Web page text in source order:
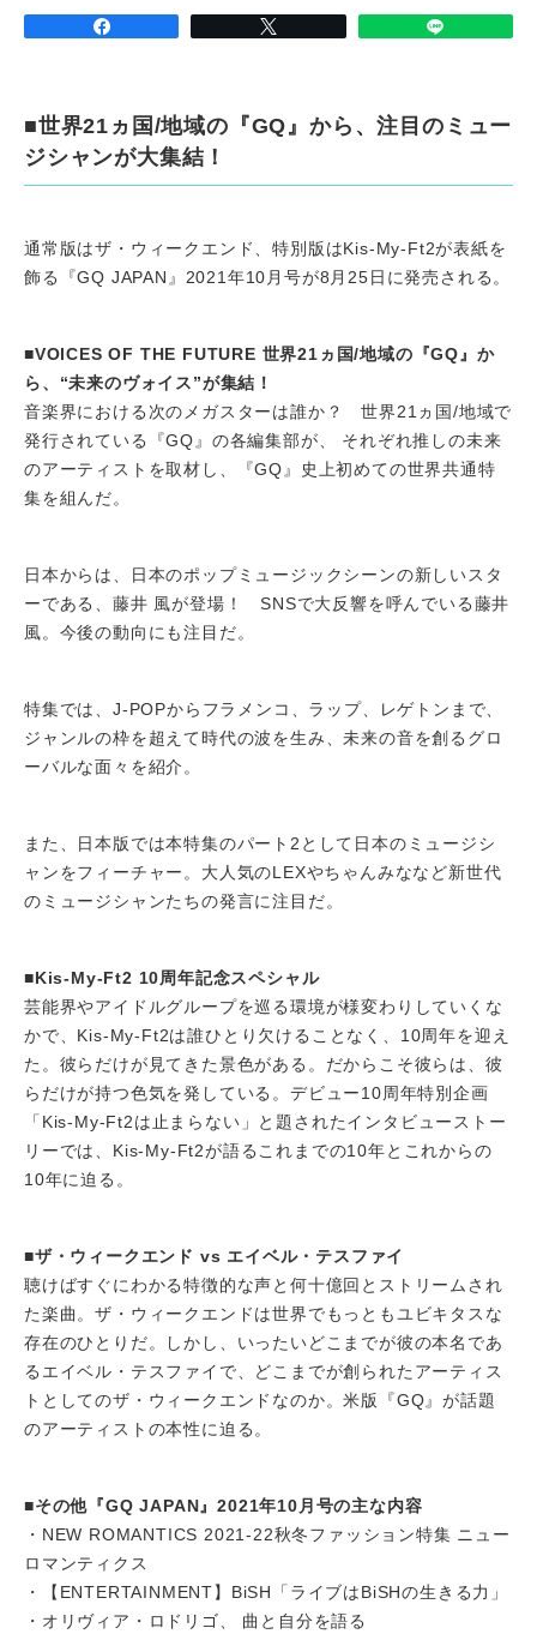
■世界21ヵ国/地域の『GQ』から、注目のミュー
ジシャンが大集結！
通常版はザ・ウィークエンド、特別版はKis-My-Ft2が表紙を
飾る『GQ JAPAN』2021年10月号が8月25日に発売される。
■VOICES OF THE FUTURE 世界21ヵ国/地域の『GQ』か
ら、“未来のヴォイス”が集結！
音楽界における次のメガスターは誰か？ 世界21ヵ国/地域で
発行されている『GQ』の各編集部が、 それぞれ推しの未来
のアーティストを取材し、『GQ』史上初めての世界共通特
集を組んだ。
日本からは、日本のポップミュージックシーンの新しいスタ
ーである、藤井 風が登場！ SNSで大反響を呼んでいる藤井
風。今後の動向にも注目だ。
特集では、J-POPからフラメンコ、ラップ、レゲトンまで、
ジャンルの枠を超えて時代の波を生み、未来の音を創るグロ
ーバルな面々を紹介。
また、日本版では本特集のパート2として日本のミュージシ
ャンをフィーチャー。大人気のLEXやちゃんみななど新世代
のミュージシャンたちの発言に注目だ。
■Kis-My-Ft2 10周年記念スペシャル
芸能界やアイドルグループを巡る環境が様変わりしていくな
かで、Kis-My-Ft2は誰ひとり欠けることなく、10周年を迎え
た。彼らだけが見てきた景色がある。だからこそ彼らは、彼
らだけが持つ色気を発している。デビュー10周年特別企画
「Kis-My-Ft2は止まらない」と題されたインタビューストー
リーでは、Kis-My-Ft2が語るこれまでの10年とこれからの
10年に迫る。
■ザ・ウィークエンド vs エイベル・テスファイ
聴けばすぐにわかる特徴的な声と何十億回とストリームされ
た楽曲。ザ・ウィークエンドは世界でもっともユビキタスな
存在のひとりだ。しかし、いったいどこまでが彼の本名であ
るエイベル・テスファイで、どこまでが創られたアーティス
トとしてのザ・ウィークエンドなのか。米版『GQ』が話題
のアーティストの本性に迫る。
■その他『GQ JAPAN』2021年10月号の主な内容
・NEW ROMANTICS 2021-22秋冬ファッション特集 ニュー
ロマンティクス
・【ENTERTAINMENT】BiSH「ライブはBiSHの生きる力」
・オリヴィア・ロドリゴ、 曲と自分を語る